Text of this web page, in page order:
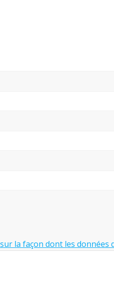
la façon dont les